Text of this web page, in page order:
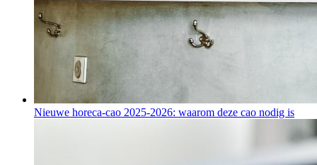
Nieuwe horeca-cao 2025-2026: waarom deze cao nodig is